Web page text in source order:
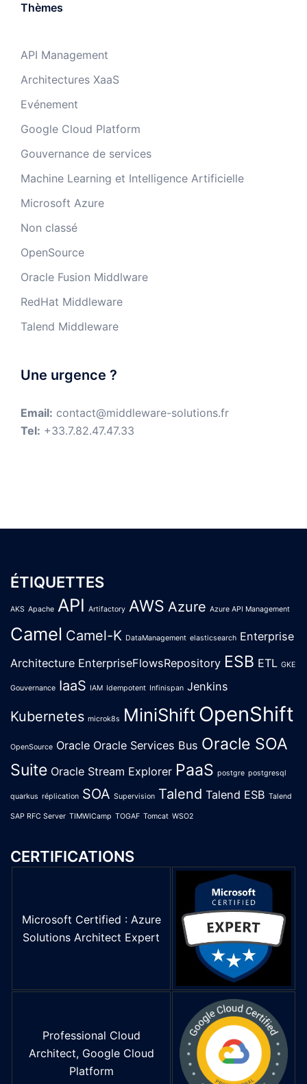
Thèmes
API Management
Architectures XaaS
Evénement
Google Cloud Platform
Gouvernance de services
Machine Learning et Intelligence Artificielle
Microsoft Azure
Non classé
OpenSource
Oracle Fusion Middlware
RedHat Middleware
Talend Middleware
Une urgence ?
Email: contact@middleware-solutions.fr
Tel: +33.7.82.47.47.33
ÉTIQUETTES
AKS Apache API Artifactory AWS Azure Azure API Management
Camel Camel-K DataManagement elasticsearch Enterprise
Architecture EnterpriseFlowsRepository ESB ETL GKE
Gouvernance IaaS IAM Idempotent Infinispan Jenkins
Kubernetes microk8s MiniShift OpenShift
OpenSource Oracle Oracle Services Bus Oracle SOA
Suite Oracle Stream Explorer PaaS postgre postgresql
quarkus réplication SOA Supervision Talend Talend ESB Talend
SAP RFC Server TIMWICamp TOGAF Tomcat WSO2
CERTIFICATIONS
Microsoft Certified : Azure
Solutions Architect Expert
Professional Cloud
Architect, Google Cloud
Platform